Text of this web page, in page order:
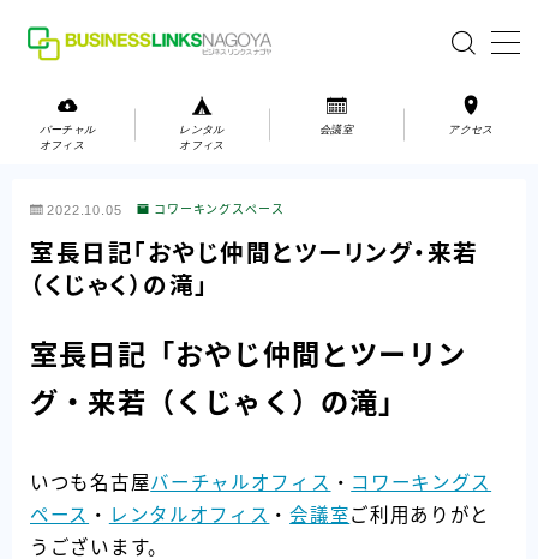
会議室
お問い合わせ
お問い合わせ
アクセス
会社案内
バーチャル
オフィス
レンタル
オフィス
会議室 アクセス
2022.10.05 コワーキングスペース
室長日記「おやじ仲間とツーリング・来若
（くじゃく）の滝」
室長日記「おやじ仲間とツーリン
グ・来若（くじゃく）の滝」
いつも名古屋バーチャルオフィス ・ コワーキングス
ペース ・ レンタルオフィス ・会議室ご利用ありがと
うございます。